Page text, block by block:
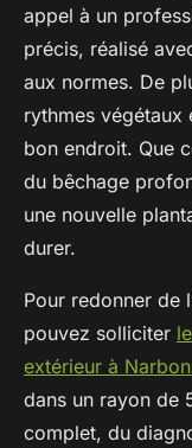
appel à un
précis, réalisé
aux normes. De
rythmes végétaux
bon endroit. Que
du bêchage
une nouvelle
durer.
Pour redonner de
pouvez solliciter
extérieur à
dans un rayon de
complet, du